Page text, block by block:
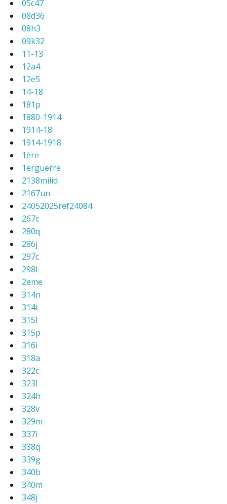
05c47
08d36
08h3
09k32
11-13
12a4
12e5
14-18
181p
1880-1914
1914-18
1914-1918
1ère
1erguerre
2138milid
2167un
24052025ref24084
267c
280q
286j
297c
298l
2eme
314n
314t
315l
315p
316i
318a
322c
323l
324h
328v
329m
337i
338q
339g
340b
340m
348j